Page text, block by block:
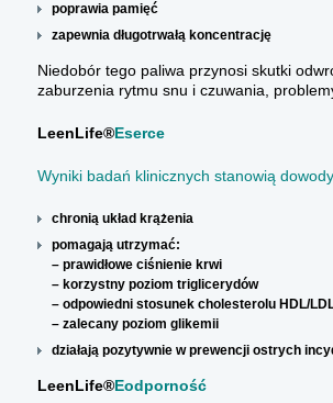
poprawia pamięć
zapewnia długotrwałą koncentrację
Niedobór tego paliwa przynosi skutki
zaburzenia rytmu snu i czuwania,
LeenLife®Eserce
Wyniki badań klinicznych stanowią
chronią układ krążenia
pomagają utrzymać:
– prawidłowe ciśnienie krwi
– korzystny poziom triglicerydów
– odpowiedni stosunek cholesterolu HDL/
– zalecany poziom glikemii
działają pozytywnie w prewencji ostrych
LeenLife®Eodporność